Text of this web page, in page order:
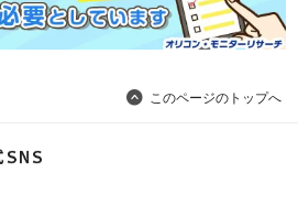
このページのトップへ